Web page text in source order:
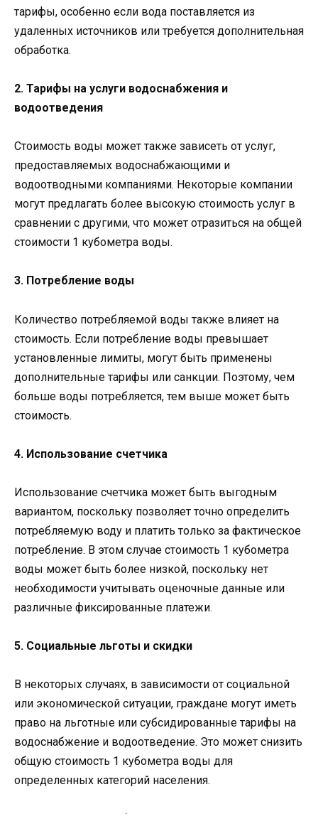
тарифы, особенно если вода поставляется из
удаленных источников или требуется дополнительная
обработка.
2. Тарифы на услуги водоснабжения и
водоотведения
Стоимость воды может также зависеть от услуг,
предоставляемых водоснабжающими и
водоотводными компаниями. Некоторые компании
могут предлагать более высокую стоимость услуг в
сравнении с другими, что может отразиться на общей
стоимости 1 кубометра воды.
3. Потребление воды
Количество потребляемой воды также влияет на
стоимость. Если потребление воды превышает
установленные лимиты, могут быть применены
дополнительные тарифы или санкции. Поэтому, чем
больше воды потребляется, тем выше может быть
стоимость.
4. Использование счетчика
Использование счетчика может быть выгодным
вариантом, поскольку позволяет точно определить
потребляемую воду и платить только за фактическое
потребление. В этом случае стоимость 1 кубометра
воды может быть более низкой, поскольку нет
необходимости учитывать оценочные данные или
различные фиксированные платежи.
5. Социальные льготы и скидки
В некоторых случаях, в зависимости от социальной
или экономической ситуации, граждане могут иметь
право на льготные или субсидированные тарифы на
водоснабжение и водоотведение. Это может снизить
общую стоимость 1 кубометра воды для
определенных категорий населения.